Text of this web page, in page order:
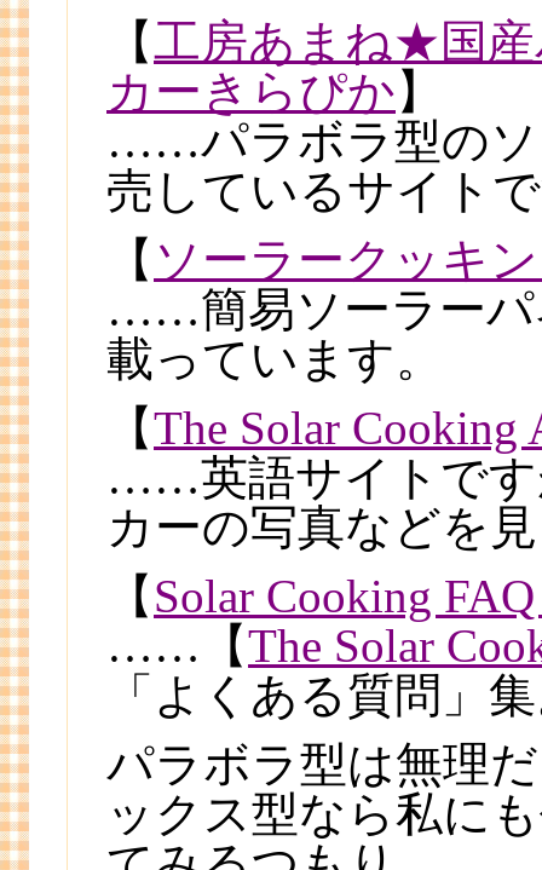
【工房あまね★国
カーきらぴか】
……パラボラ型のソ
売しているサイト
【 ソーラークッキ
……簡易ソーラーパ
載っています。
【The Solar Cooking
……英語サイトです
カーの写真などを
【 Solar Cooking FAQ
……【The Solar
「よくある質問」
パラボラ型は無理
ックス型なら私に